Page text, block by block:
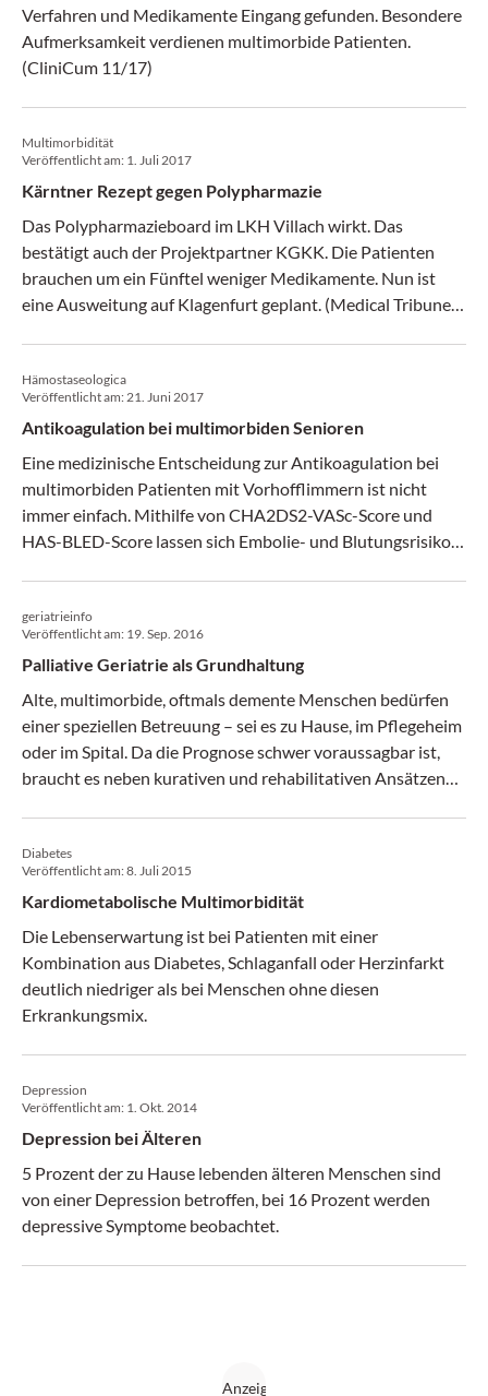
Verfahren und Medikamente Eingang gefunden. Besondere
Aufmerksamkeit verdienen multimorbide Patienten.
(CliniCum 11/17)
Multimorbidität
Veröffentlicht am: 1. Juli 2017
Kärntner Rezept gegen Polypharmazie
Das Polypharmazieboard im LKH Villach wirkt. Das
bestätigt auch der Projektpartner KGKK. Die Patienten
brauchen um ein Fünftel weniger Medikamente. Nun ist
eine Ausweitung auf Klagenfurt geplant. (Medical Tribune
Hämostaseologica
Veröffentlicht am:21. Juni 2017
Antikoagulation bei multimorbiden Senioren
Eine medizinische Entscheidung zur Antikoagulation bei
multimorbiden Patienten mit Vorhofflimmern ist nicht
immer einfach. Mithilfe von CHA2DS2-VASc-Score und
HAS-BLED-Score lassen sich Embolie- und Blutungsrisiko
geriatrieinfo
Veröffentlicht am: 19. Sep. 2016
Palliative Geriatrie als Grundhaltung
Alte, multimorbide, oftmals demente Menschen bedürfen
einer speziellen Betreuung – sei es zu Hause, im Pflegeheim
oder im Spital. Da die Prognose schwer voraussagbar ist,
braucht es neben kurativen und rehabilitativen Ansätzen
Diabetes
Veröffentlicht am:8. Juli 2015
Kardiometabolische Multimorbidität
Die Lebenserwartung ist bei Patienten mit einer
Kombination aus Diabetes, Schlaganfall oder Herzinfarkt
deutlich niedriger als bei Menschen ohne diesen
Erkrankungsmix.
Depression
Veröffentlicht am: 1. Okt. 2014
Depression bei Älteren
5 Prozent der zu Hause lebenden älteren Menschen sind
von einer Depression betroffen, bei 16 Prozent werden
depressive Symptome beobachtet.